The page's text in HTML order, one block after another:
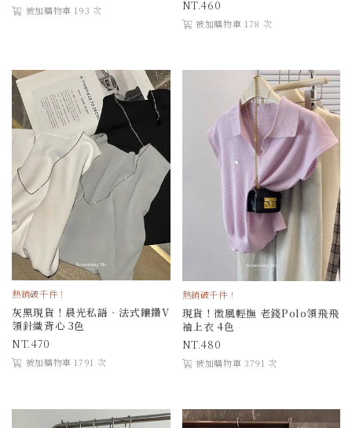
被加購物車 193 次 460
被加購物車 178 次
熱銷破千件！
灰黑現貨！晨光私語．法式鑲鑽V
領針織背心 3色
470
被加購物車 1791 次
熱銷破千件！
現貨！微風輕撫 老錢Polo領飛飛
袖上衣 4色
480
被加購物車 3791 次